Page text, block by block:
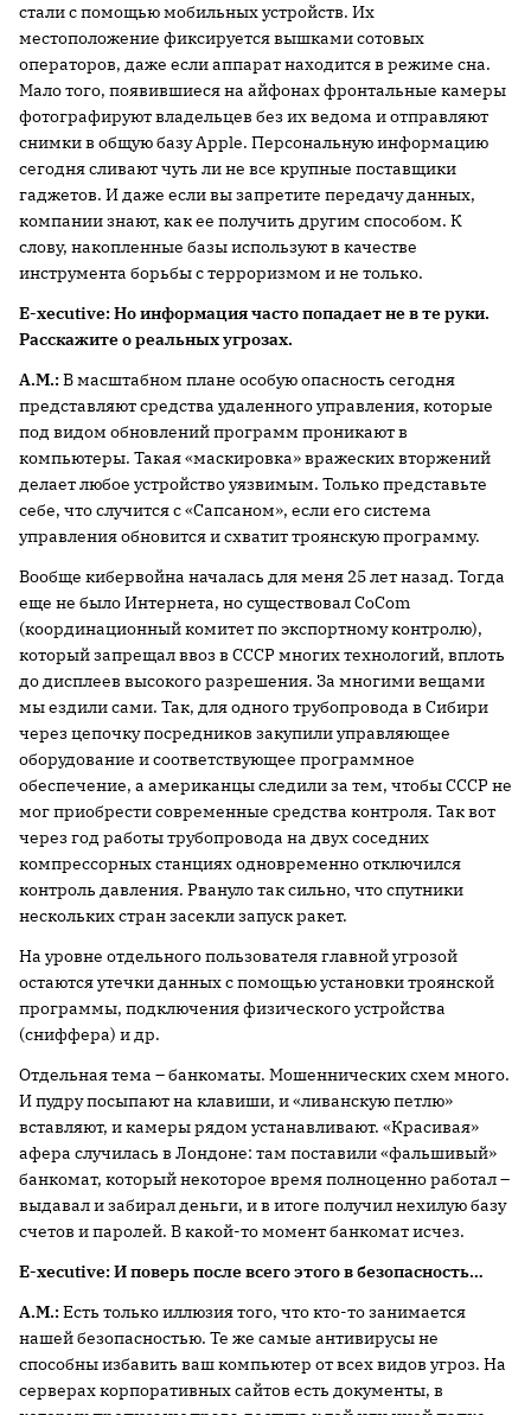
стали с помощью мобильных устройств. Их
местоположение фиксируется вышками сотовых
операторов, даже если аппарат находится в режиме сна.
Мало того, появившиеся на айфонах фронтальные камеры
фотографируют владельцев без их ведома и отправляют
снимки в общую базу Apple. Персональную информацию
сегодня сливают чуть ли не все крупные поставщики
гаджетов. И даже если вы запретите передачу данных,
компании знают, как ее получить другим способом. К
слову, накопленные базы используют в качестве
инструмента борьбы с терроризмом и не только.
E-xecutive:Но информация часто попадает не в те руки.
Расскажите о реальных угрозах.
А.М.:В масштабном плане особую опасность сегодня
представляют средства удаленного управления, которые
под видом обновлений программ проникают в
компьютеры. Такая «маскировка» вражеских вторжений
делает любое устройство уязвимым. Только представьте
себе, что случится с «Сапсаном», если его система
управления обновится и схватит троянскую программу.
Вообще кибервойна началась для меня 25 лет назад. Тогда
еще не было Интернета, но существовал CoCom
(координационный комитет по экспортному контролю),
который запрещал ввоз в СССР многих технологий, вплоть
до дисплеев высокого разрешения. За многими вещами
мы ездили сами. Так, для одного трубопровода в Сибири
через цепочку посредников закупили управляющее
оборудование и соответствующее программное
обеспечение, а американцы следили за тем, чтобы СССР не
мог приобрести современные средства контроля. Так вот
через год работы трубопровода на двух соседних
компрессорных станциях одновременно отключился
контроль давления. Рвануло так сильно, что спутники
нескольких стран засекли запуск ракет.
На уровне отдельного пользователя главной угрозой
остаются утечки данных с помощью установки троянской
программы, подключения физического устройства
(сниффера) и др.
Отдельная тема – банкоматы. Мошеннических схем много.
И пудру посыпают на клавиши, и «ливанскую петлю»
вставляют, и камеры рядом устанавливают. «Красивая»
афера случилась в Лондоне: там поставили «фальшивый»
банкомат, который некоторое время полноценно работал –
выдавал и забирал деньги, и в итоге получил нехилую базу
счетов и паролей. В какой-то момент банкомат исчез.
E-xecutive:И поверь после всего этого в безопасность…
А.М.:Есть только иллюзия того, что кто-то занимается
нашей безопасностью. Те же самые антивирусы не
способны избавить ваш компьютер от всех видов угроз. На
серверах корпоративных сайтов есть документы, в